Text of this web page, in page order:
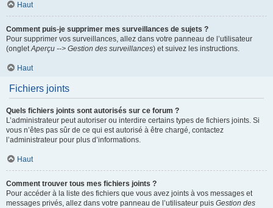
Haut
Comment puis-je supprimer mes surveillances de sujets ?
Pour supprimer vos surveillances, allez dans votre panneau de l’utilisateur
(ongletAperçu --> Gestion des surveillances) et suivez les instructions.
Haut
Fichiers joints
Quels fichiers joints sont autorisés sur ce forum ?
L’administrateur peut autoriser ou interdire certains types de fichiers joints. Si
vous n’êtes pas sûr de ce qui est autorisé à être chargé, contactez
l’administrateur pour plus d’informations.
Haut
Comment trouver tous mes fichiers joints ?
Pour accéder à la liste des fichiers que vous avez joints à vos messages et
messages privés, allez dans votre panneau de l’utilisateur puis Gestion des